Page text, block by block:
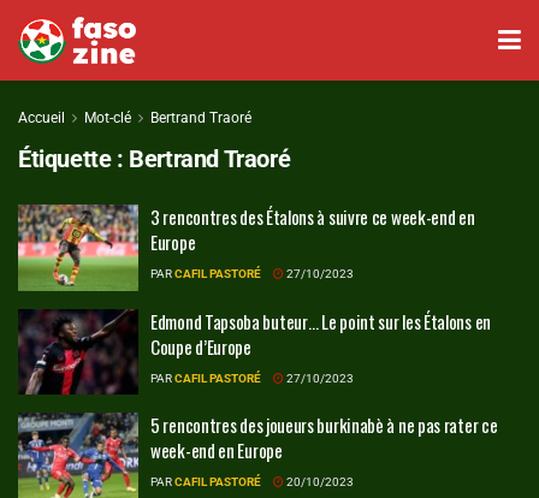
Accueil Mot-clé Bertrand Traoré
Étiquette : Bertrand Traoré
3 rencontres des Étalons à suivre ce week-end en
Europe
PARCAFIL PASTORÉ 27/10/2023
Edmond Tapsoba buteur… Le point sur les Étalons en
Coupe d’Europe
PARCAFIL PASTORÉ 27/10/2023
5 rencontres des joueurs burkinabè à ne pas rater ce
week-end en Europe
PARCAFIL PASTORÉ 20/10/2023